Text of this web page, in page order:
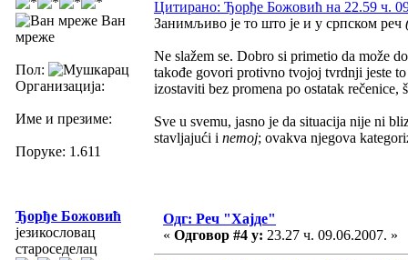
Ван
мреже
Пол:
Организација:
Име и презиме:
Поруке: 1.611
Цитирано: Ђорђе Божовић на 22.59 ч.
Занимљиво је то што је и у српском реч
Ne slažem se. Dobro si primetio da može
takođe govori protivno tvojoj tvrdnji jeste
izostaviti bez promena po ostatak rečenice,
Sve u svemu, jasno je da situacija nije ni
stavljajući i nemoj; ovakva njegova
Ђорђе Божовић
језикословац
староседелац
Одг: Реч "Хајде"
« Одговор #4 у: 23.27 ч. 09.06.2007. »